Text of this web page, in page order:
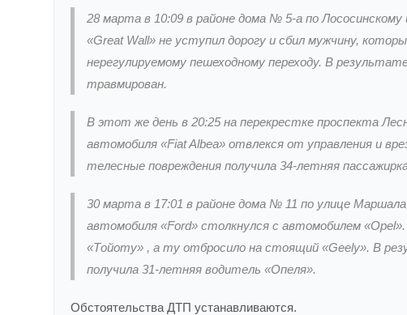
28 марта в 10:09 в районе дома № 5-а по
«Great Wall» не уступил дорогу и сбил мужчину,
нерегулируемому пешеходному переходу. В
травмирован.
В этот же день в 20:25 на перекрестке проспекта
автомобиля «Fiat Albea» отвлекся от управления и
телесные повреждения получила 34-летняя
30 марта в 17:01 в районе дома № 11 по улице
автомобиля «Ford» столкнулся с автомобилем
«Тойоту» , а ту отбросило на стоящий «Geely». В
получила 31-летняя водитель «Опеля».
Обстоятельства ДТП устанавливаются.